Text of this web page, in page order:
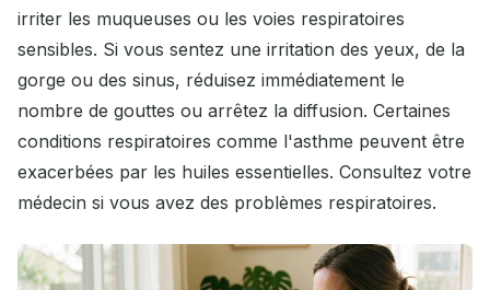
irriter les muqueuses ou les voies respiratoires
sensibles. Si vous sentez une irritation des yeux, de la
gorge ou des sinus, réduisez immédiatement le
nombre de gouttes ou arrêtez la diffusion. Certaines
conditions respiratoires comme l'asthme peuvent être
exacerbées par les huiles essentielles. Consultez votre
médecin si vous avez des problèmes respiratoires.